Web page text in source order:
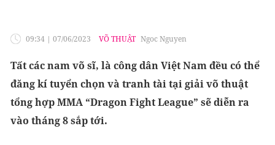
09:34 | 07/06/2023 VÕ THUẬT Ngoc Nguyen
Tất các nam võ sĩ, là công dân Việt Nam đều có thể
đăng kí tuyển chọn và tranh tài tại giải võ thuật
tổng hợp MMA “Dragon Fight League” sẽ diễn ra
vào tháng 8 sắp tới.